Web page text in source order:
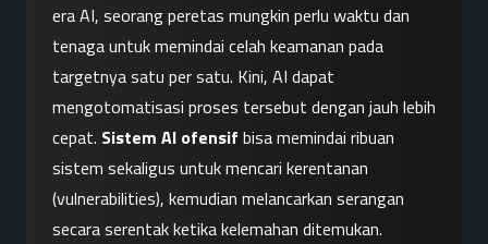
era AI, seorang peretas mungkin perlu waktu dan
tenaga untuk memindai celah keamanan pada
targetnya satu per satu. Kini, AI dapat
mengotomatisasi proses tersebut dengan jauh lebih
cepat. Sistem AI ofensif bisa memindai ribuan
sistem sekaligus untuk mencari kerentanan
(vulnerabilities), kemudian melancarkan serangan
secara serentak ketika kelemahan ditemukan.